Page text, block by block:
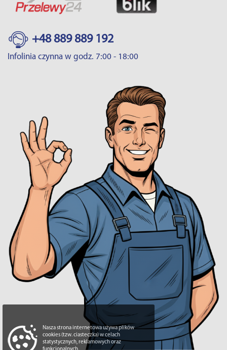
+48 889 889 192
Infolinia czynna w godz. 7:00 - 18:00
Nasza strona internetowa używa plików
cookies (tzw. ciasteczka) w celach
statystycznych, reklamowych oraz